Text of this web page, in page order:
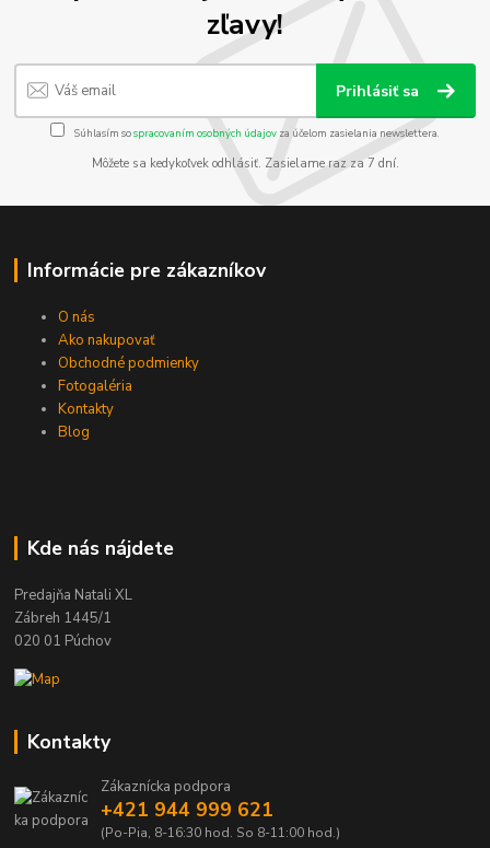
zľavy!
Prihlásiť sa
Súhlasím sospracovaním osobných údajov za účelom zasielania newslettera.
Môžete sa kedykoľvek odhlásiť. Zasielame raz za 7 dní.
Informácie pre zákazníkov
O nás
Ako nakupovať
Obchodné podmienky
Fotogaléria
Kontakty
Blog
Kde nás nájdete
Predajňa Natali XL
Zábreh 1445/1
020 01 Púchov
Kontakty
Zákaznícka podpora
+421 944 999 621
(Po-Pia, 8-16:30 hod. So 8-11:00 hod.)